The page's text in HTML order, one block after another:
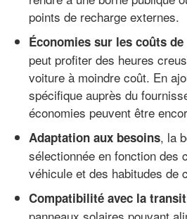
points de recharge externes.
Économies sur les coûts
peut profiter des heures
voiture à moindre coût. En
spécifique auprès du
économies peuvent être
Adaptation aux besoins, la
sélectionnée en fonction des
véhicule et des habitudes de
Compatibilité avec la